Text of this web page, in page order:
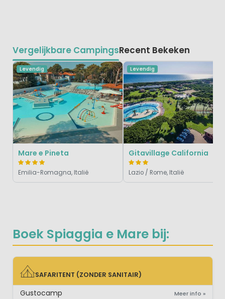
Boek Spiaggia e Mare bij:
SAFARITENT (ZONDER SANITAIR)
SAFARITENT (ZONDER SANITAIR)
Gustocamp Meer info »
Vergelijkbare CampingsRecent Bekeken
Levendig
Mare e Pineta
Emilia-Romagna, Italië
Levendig
Gitavillage California
Lazio / Rome, Italië